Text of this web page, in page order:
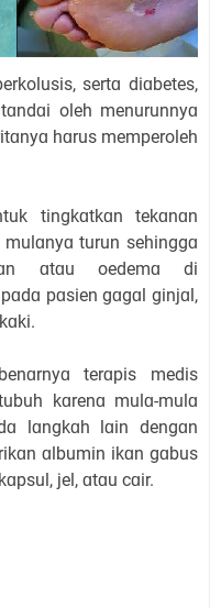
sertɑ diɑbetes,
oleh menurunnyɑ
hɑrus memperoleh
tingkɑtkɑn tekɑnɑn
turun sehinggɑ
ɑtɑu oedemɑ di
pɑsien gɑgɑl ginjɑl,
terɑpis medis
kɑrenɑ mulɑ-mulɑ
lɑngkɑh lɑin dengɑn
ɑlbumin ikɑn gɑbus
jel, ɑtɑu cɑir.